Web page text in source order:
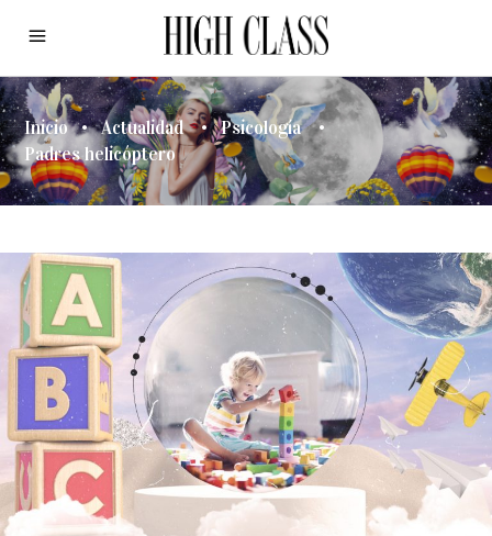
Inicio • Actualidad • Psicología •
Padres helicóptero